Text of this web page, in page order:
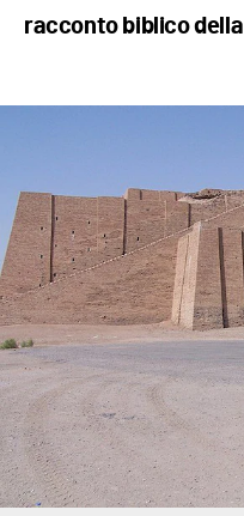
racconto biblico della